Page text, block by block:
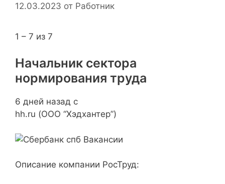
12.03.2023 от Работник
1 – 7 из 7
Начальник сектора
нормирования труда
6 дней назад с
hh.ru (ООО “Хэдхантер”)
Описание компании РосТруд: